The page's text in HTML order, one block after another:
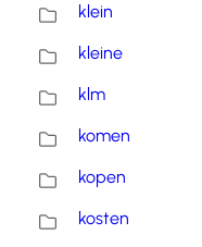
klein
kleine
klm
komen
kopen
kosten